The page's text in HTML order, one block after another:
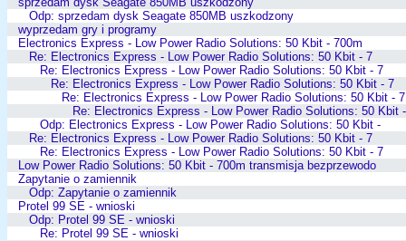
Odp: sprzedam dysk Seagate 850MB uszkodzony
wyprzedam gry i programy
Electronics Express - Low Power Radio Solutions: 50 Kbit - 700m
Re: Electronics Express - Low Power Radio Solutions: 50 Kbit - 7
Re: Electronics Express - Low Power Radio Solutions: 50 Kbit - 7
Re: Electronics Express - Low Power Radio Solutions: 50 Kbit - 7
Re: Electronics Express - Low Power Radio Solutions: 50 Kbit - 7
Re: Electronics Express - Low Power Radio Solutions: 50 Kbit
Odp: Electronics Express - Low Power Radio Solutions: 50 Kbit -
Re: Electronics Express - Low Power Radio Solutions: 50 Kbit - 7
Re: Electronics Express - Low Power Radio Solutions: 50 Kbit - 7
Low Power Radio Solutions: 50 Kbit - 700m transmisja bezprzewodo
Zapytanie o zamiennik
Odp: Zapytanie o zamiennik
Protel 99 SE - wnioski
Odp: Protel 99 SE - wnioski
Re: Protel 99 SE - wnioski